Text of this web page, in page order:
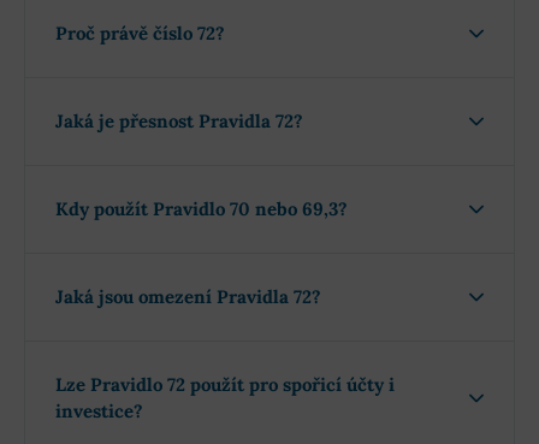
Proč právě číslo 72?
Jaká je přesnost Pravidla 72?
Kdy použít Pravidlo 70 nebo 69,3?
Jaká jsou omezení Pravidla 72?
Lze Pravidlo 72 použít pro spořicí účty i
investice?